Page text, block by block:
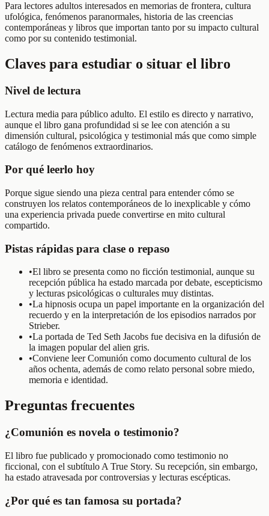
Para lectores adultos interesados en memorias de frontera, cultura
ufológica, fenómenos paranormales, historia de las creencias
contemporáneas y libros que importan tanto por su impacto cultural
como por su contenido testimonial.
Claves para estudiar o situar el libro
Nivel de lectura
Lectura media para público adulto. El estilo es directo y narrativo,
aunque el libro gana profundidad si se lee con atención a su
dimensión cultural, psicológica y testimonial más que como simple
catálogo de fenómenos extraordinarios.
Por qué leerlo hoy
Porque sigue siendo una pieza central para entender cómo se
construyen los relatos contemporáneos de lo inexplicable y cómo
una experiencia privada puede convertirse en mito cultural
compartido.
Pistas rápidas para clase o repaso
•El libro se presenta como no ficción testimonial, aunque su
recepción pública ha estado marcada por debate, escepticismo
y lecturas psicológicas o culturales muy distintas.
•La hipnosis ocupa un papel importante en la organización del
recuerdo y en la interpretación de los episodios narrados por
Strieber.
•La portada de Ted Seth Jacobs fue decisiva en la difusión de
la imagen popular del alien gris.
•Conviene leer Comunión como documento cultural de los
años ochenta, además de como relato personal sobre miedo,
memoria e identidad.
Preguntas frecuentes
¿Comunión es novela o testimonio?
El libro fue publicado y promocionado como testimonio no
ficcional, con el subtítulo A True Story. Su recepción, sin embargo,
ha estado atravesada por controversias y lecturas escépticas.
¿Por qué es tan famosa su portada?